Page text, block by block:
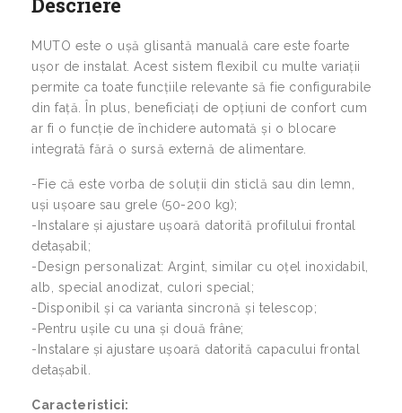
MUTO este o ușă glisantă manuală care este foarte
ușor de instalat. Acest sistem flexibil cu multe variații
permite ca toate funcțiile relevante să fie configurabile
din față. În plus, beneficiați de opțiuni de confort cum
ar fi o funcție de închidere automată și o blocare
integrată fără o sursă externă de alimentare.
-Fie că este vorba de soluții din sticlă sau din lemn,
uși ușoare sau grele (50-200 kg);
-Instalare și ajustare ușoară datorită profilului frontal
detașabil;
-Design personalizat: Argint, similar cu oțel inoxidabil,
alb, special anodizat, culori special;
-Disponibil și ca varianta sincronă și telescop;
-Pentru ușile cu una și două frâne;
-Instalare și ajustare ușoară datorită capacului frontal
detașabil.
Caracteristici: